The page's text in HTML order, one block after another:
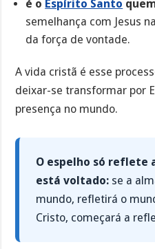
é o Espírito Santo
semelhança com Jesus
da força de vontade.
A vida cristã é esse
deixar-se transformar por
presença no mundo.
O espelho só reflete
está voltado: se a
mundo, refletirá o
Cristo, começará a